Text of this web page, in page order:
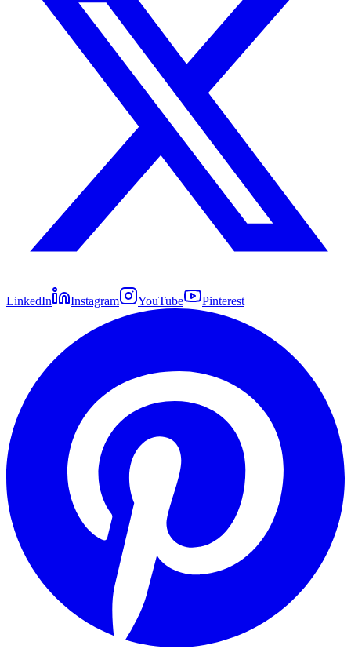
LinkedIn Instagram YouTube Pinterest